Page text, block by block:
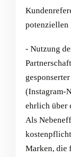
potenziellen
- Nutzung
(Instagram-
ehrlich über
Als
Marken, die